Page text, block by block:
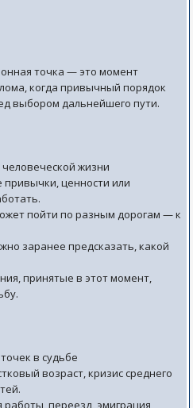
точка — это момент
когда привычный порядок
выбором дальнейшего пути.
жизни
привычки, ценности или
пойти по разным дорогам — к
заранее предсказать, какой
принятые в этот момент,
в судьбе
возраст, кризис среднего
переезд, эмиграция,